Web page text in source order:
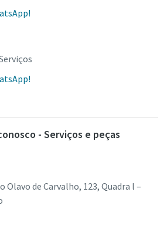
- Serviços e peças
Olavo de Carvalho, 123, Quadra l –